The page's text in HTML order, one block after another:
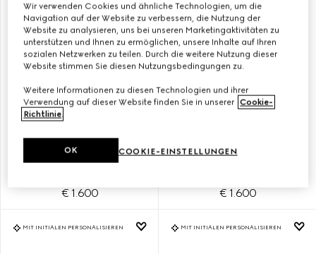
KLEINE DIONYSUS
SCHULTERTASCHE
€ 1.600
SCHULTERTASCHE
€ 1.600
MIT INITIALEN PERSONALISIEREN MIT INITIALEN PERSONALISIEREN
Wir verwenden Cookies und ähnliche Technologien, um die
Navigation auf der Website zu verbessern, die Nutzung der
Website zu analysieren, uns bei unseren Marketingaktivitäten zu
unterstützen und Ihnen zu ermöglichen, unsere Inhalte auf Ihren
sozialen Netzwerken zu teilen. Durch die weitere Nutzung dieser
Website stimmen Sie diesen Nutzungsbedingungen zu.
Weitere Informationen zu diesen Technologien und ihrer
Verwendung auf dieser Website finden Sie in unserer Cookie-
Richtlinie.
COOKIE-EINSTELLUNGEN
OK